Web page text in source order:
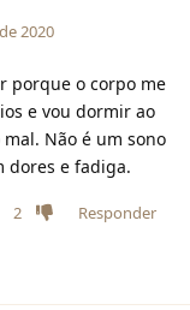
2020
porque o corpo me
e vou dormir ao
Não é um sono
dores e fadiga.
2
Responder